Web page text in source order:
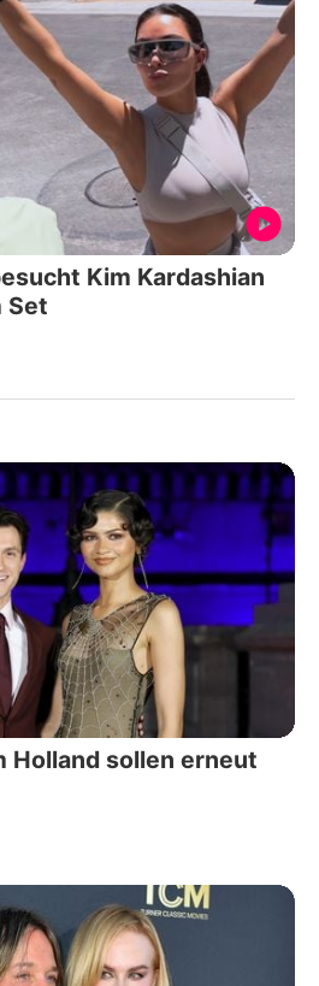
Kim Kardashian
Set
Holland sollen erneut